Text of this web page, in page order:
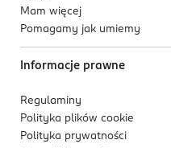
Mam więcej
Pomagamy jak umiemy
Informacje prawne
Regulaminy
Polityka plików cookie
Polityka prywatności